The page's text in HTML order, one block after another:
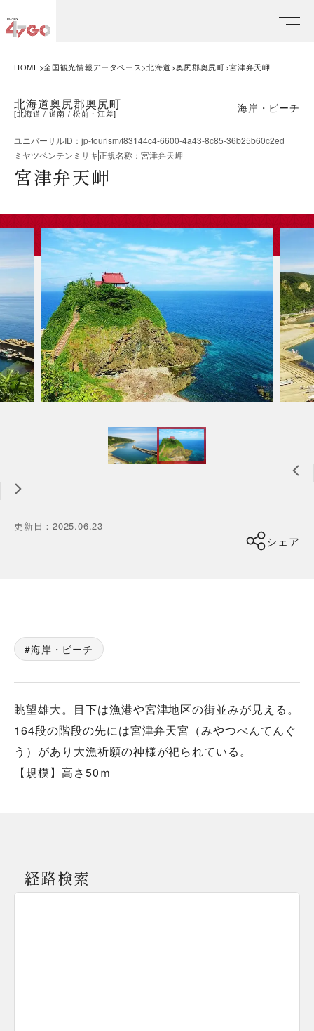
HOME 全国観光情報データベース 北海道 奥尻郡奥尻町 宮津弁天岬
北海道奥尻郡奥尻町
[北海道 道南 松前・江差] 海岸・ビーチ
ユニバーサルID ： jp-tourism/f83144c4-6600-4a43-8c85-36b25b60c2ed
ミヤツベンテンミサキ正規名称 ： 宮津弁天岬
宮津弁天岬
更新日 ：2025.06.23
シェア
海岸・ビーチ
眺望雄大。目下は漁港や宮津地区の街並みが見える。
164段の階段の先には宮津弁天宮（みやつべんてんぐ
う）があり大漁祈願の神様が祀られている。
【規模】高さ50ｍ
経路検索